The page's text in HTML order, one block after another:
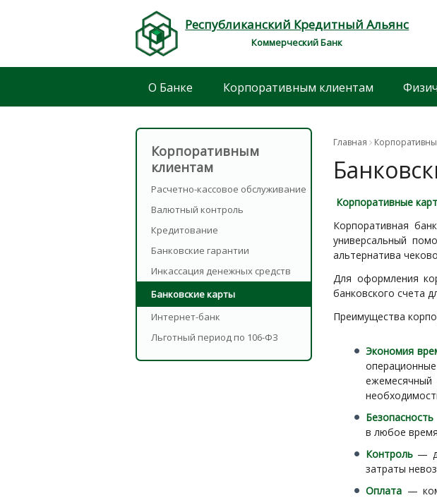
Республиканский Кредитный Альянс
Коммерческий Банк
О Банке Корпоративным клиентам
Корпоративным
клиентам
Расчетно-кассовое обслуживание
Валютный контроль
Кредитование
Банковские гарантии
Инкассация денежных средств
Банковские карты
Интернет-банк
Льготный период по 106-ФЗ
Главная
Корпоративные
Корпоративная
универсальный
альтернатива
Для оформления
банковского счета
Преимущества
Экономия
Безопасность
в любое
Контроль —
затраты
Оплата —